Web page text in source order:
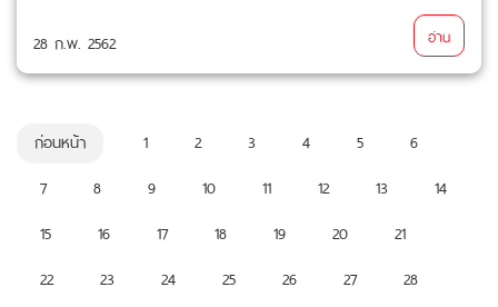
28 ก.พ. 2562 อ่าน
ก่อนหน้า 1 2 3 4 5
6
7
8 9 10 11 12 13
14
15
16 17 18 19 20
21
22
23 24 25 26 27
28